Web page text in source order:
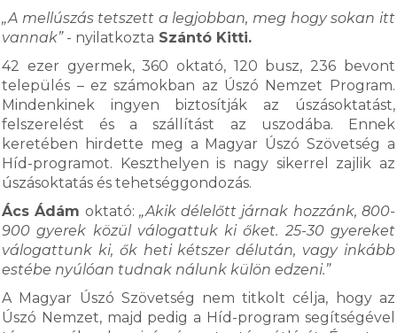
„A mellúszás tetszett a legjobban, meg hogy sokan itt
vannak”- nyilatkozta Szántó Kitti.
42 ezer gyermek, 360 oktató, 120 busz, 236 bevont
település – ez számokban az Úszó Nemzet Program.
Mindenkinek ingyen biztosítják az úszásoktatást,
felszerelést és a szállítást az uszodába. Ennek
keretében hirdette meg a Magyar Úszó Szövetség a
Híd-programot. Keszthelyen is nagy sikerrel zajlik az
úszásoktatás és tehetséggondozás.
Ács Ádám oktató: „Akik délelőtt járnak hozzánk, 800-
900 gyerek közül válogattuk ki őket. 25-30 gyereket
válogattunk ki, ők heti kétszer délután, vagy inkább
estébe nyúlóan tudnak nálunk külön edzeni.”
A Magyar Úszó Szövetség nem titkolt célja, hogy az
Úszó Nemzet, majd pedig a Híd-program segítségével